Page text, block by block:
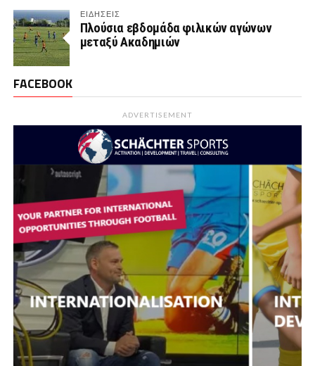
ΕΙΔΗΣΕΙΣ
Πλούσια εβδομάδα φιλικών αγώνων
μεταξύ Ακαδημιών
FACEBOOK
ADVERTISEMENT